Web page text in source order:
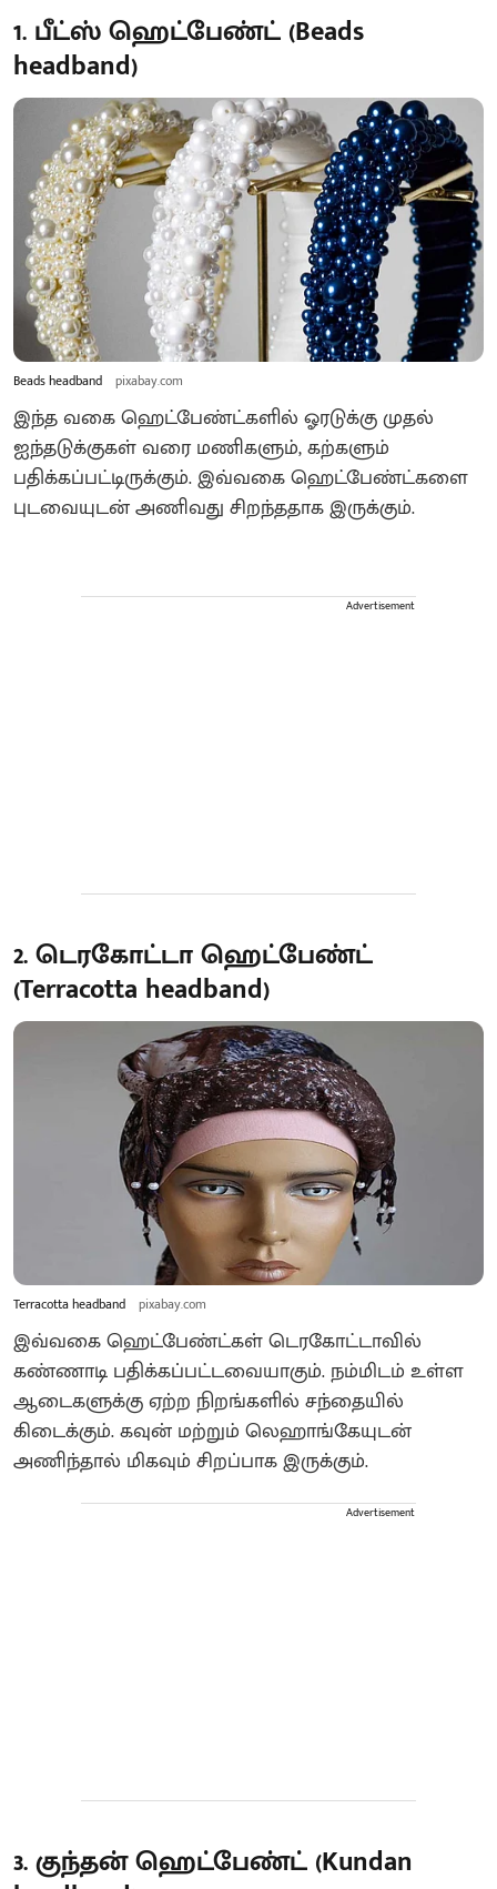
1. பீட்ஸ் ஹெட்பேண்ட் (Beads
headband)
Beads headband pixabay.com
இந்த வகை ஹெட்பேண்ட்களில் ஓரடுக்கு முதல்
ஐந்தடுக்குகள் வரை மணிகளும், கற்களும்
பதிக்கப்பட்டிருக்கும். இவ்வகை ஹெட்பேண்ட்களை
புடவையுடன் அணிவது சிறந்ததாக இருக்கும்.
Advertisement
2. டெரகோட்டா ஹெட்பேண்ட்
(Terracotta headband)
Terracotta headband pixabay.com
இவ்வகை ஹெட்பேண்ட்கள் டெரகோட்டாவில்
கண்ணாடி பதிக்கப்பட்டவையாகும். நம்மிடம் உள்ள
ஆடைகளுக்கு ஏற்ற நிறங்களில் சந்தையில்
கிடைக்கும். கவுன் மற்றும் லெஹாங்கேயுடன்
அணிந்தால் மிகவும் சிறப்பாக இருக்கும்.
Advertisement
3. குந்தன் ஹெட்பேண்ட் (Kundan